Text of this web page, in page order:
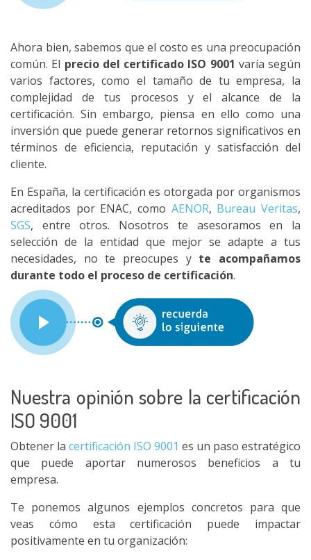
Ahora bien, sabemos que el costo es una preocupación
común. El precio del certificado ISO 9001 varía según
varios factores, como el tamaño de tu empresa, la
complejidad de tus procesos y el alcance de la
certificación. Sin embargo, piensa en ello como una
inversión que puede generar retornos significativos en
términos de eficiencia, reputación y satisfacción del
cliente.
En España, la certificación es otorgada por organismos
acreditados por ENAC, como AENOR, Bureau Veritas,
SGS, entre otros. Nosotros te asesoramos en la
selección de la entidad que mejor se adapte a tus
necesidades, no te preocupes yte acompañamos
durante todo el proceso de certificación.
Nuestra opinión sobre la certificación
ISO 9001
Obtener la certificación ISO 9001 es un paso estratégico
que puede aportar numerosos beneficios a tu
empresa.
Te ponemos algunos ejemplos concretos para que
veas cómo esta certificación puede impactar
positivamente en tu organización: